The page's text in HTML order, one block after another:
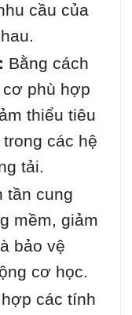
cầu của
Bằng cách
phù hợp
thiểu tiêu
các hệ
tải.
tần cung
mềm, giảm
bảo vệ
cơ học.
các tính